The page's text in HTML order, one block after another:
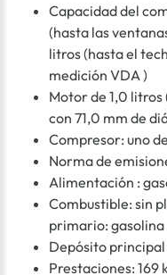
Capacidad del
(hasta las
litros (hasta el
medición VDA )
Motor de 1,0 litros
con 71,0 mm de
Compresor: uno
Norma de
Alimentación :
Combustible: sin
primario: gasolina
Depósito
Prestaciones: 169